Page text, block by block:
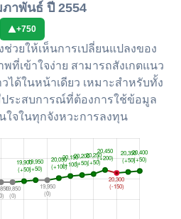
ภาพันธ์ ปี 2554
+750
วยให้เห็นการเปลี่ยนแปลงของ
ที่เข้าใจง่าย สามารถสังเกตแนว
ได้ในหน้าเดียว เหมาะสำหรับทั้ง
ระสบการณ์ที่ต้องการใช้ข้อมูล
ใจในทุกจังหวะการลงทุน